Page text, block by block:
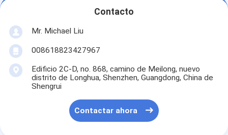
Contacto
Mr. Michael Liu
008618823427967
Edificio 2C-D, no. 868, camino de Meilong, nuevo
distrito de Longhua, Shenzhen, Guangdong, China de
Shengrui
Contactar ahora